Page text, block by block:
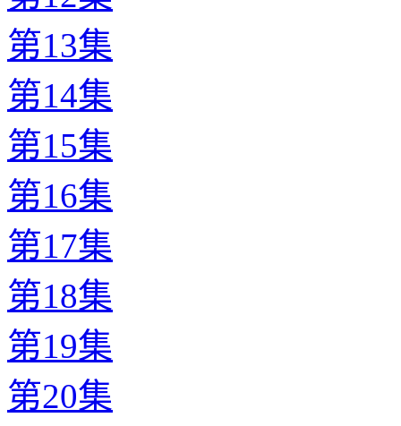
第13集
第14集
第15集
第16集
第17集
第18集
第19集
第20集